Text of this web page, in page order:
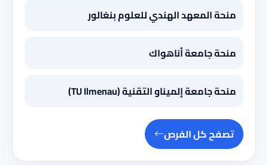
منحة المعهد الهندي للعلوم بنغالور
منحة جامعة أناهواك
منحة جامعة إلميناو التقنية (TU Ilmenau)
تصفح كل الفرص